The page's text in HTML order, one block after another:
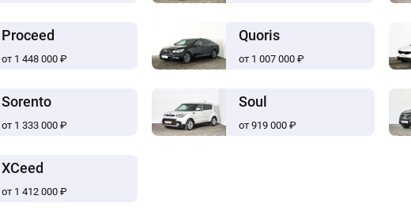
Proceed
от 1 448 000 ₽
Quoris
от 1 007 000 ₽
Sorento
от 1 333 000 ₽
Soul
от 919 000 ₽
XCeed
от 1 412 000 ₽